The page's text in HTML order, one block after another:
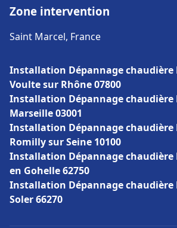
Zone intervention
Saint Marcel, France
Installation Dépannage chaudière
Voulte sur Rhône 07800
Installation Dépannage chaudière
Marseille 03001
Installation Dépannage chaudière
Romilly sur Seine 10100
Installation Dépannage chaudière
en Gohelle 62750
Installation Dépannage chaudière
Soler 66270